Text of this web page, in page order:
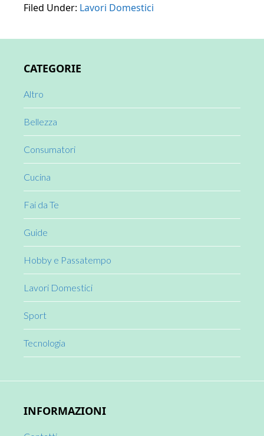
Filed Under: Lavori Domestici
Sidebar
CATEGORIE
Altro
Bellezza
Consumatori
Cucina
Fai da Te
Guide
Hobby e Passatempo
Lavori Domestici
Sport
Tecnologia
INFORMAZIONI